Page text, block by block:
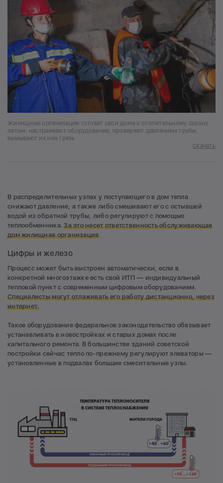
Жилищные организации готовят свои дома к отопительному сезону
летом: настраивают оборудование, проверяют давлением трубы,
вымывают их них грязь
Скачать
В распределительных узлах у поступающего в дом тепла
снижают давление, а также либо смешивают его с остывшей
водой из обратной трубы, либо регулируют с помощью
теплообменника.За это несет ответственность обслуживающая
дом жилищная организация.
Цифры и железо
Процесс может быть выстроен автоматически, если в
конкретной многоэтажке есть свой ИТП — индивидуальный
тепловой пункт с современным цифровым оборудованием.
Специалисты могут отлаживать его работу дистанционно, через
интернет.
Такое оборудование федеральное законодательство обязывает
устанавливать в новостройках и старых домах после
капитального ремонта. В большинстве зданий советской
постройки сейчас тепло по-прежнему регулируют элеваторы —
установленные в подвалах большие смесительные узлы.